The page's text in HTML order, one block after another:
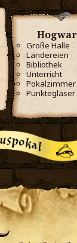
Große Halle
Ländereien
Bibliothek
Unterricht
Pokalzimmer
Punktegläser